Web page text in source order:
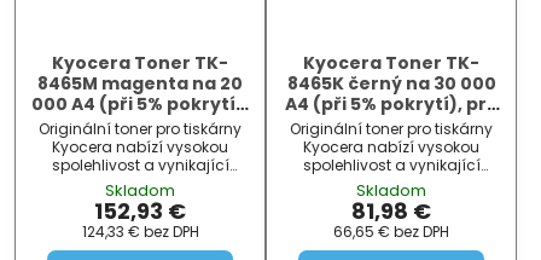
Kyocera Toner TK-
8465M magenta na 20
000 A4 (při 5% pokrytí),
pro TASKalfa MZ3501ci
Originální toner pro tiskárny
Kyocera nabízí vysokou
spolehlivost a vynikající
kvalitu tisku.
Skladom
152,93 €
124,33 € bez DPH
Kyocera Toner TK-
8465K černý na 30 000
A4 (při 5% pokrytí), pro
TASKalfa MZ3501ci
Originální toner pro tiskárny
Kyocera nabízí vysokou
spolehlivost a vynikající
kvalitu tisku.
Skladom
81,98 €
66,65 € bez DPH